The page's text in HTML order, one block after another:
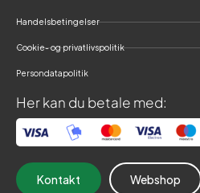
Handelsbetingelser
Cookie- og privatlivspolitik
Persondatapolitik
Her kan du betale med:
Kontakt Webshop